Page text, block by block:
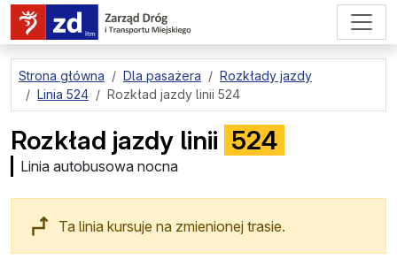
przejdź do treści strony
Strona główna Dla pasażera
Rozkłady jazdy
Linia 524
Rozkład jazdy linii 524
Rozkład jazdy linii 524
Linia autobusowa nocna
Ta linia kursuje na zmienionej trasie.